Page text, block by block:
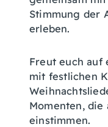
Stimmung der
erleben.
Freut euch auf
mit festlichen
Momenten, die
einstimmen.